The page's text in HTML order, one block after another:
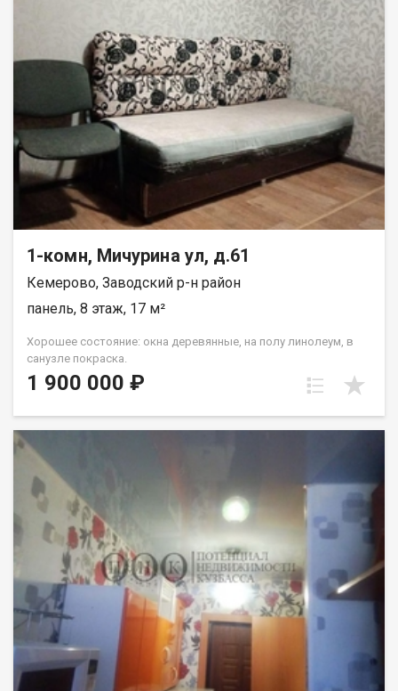
1-комн, Мичурина ул, д.61
Кемерово, Заводский р-н район
панель, 8 этаж, 17 м²
Хорошее состояние: окна деревянные, на полу линолеум, в
санузле покраска.
1 900 000 ₽